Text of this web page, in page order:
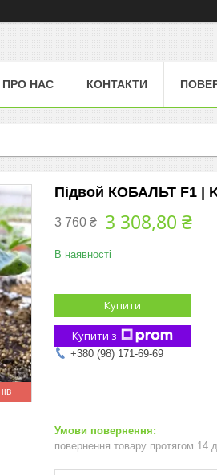
ПРО НАС КОНТАКТИ
Підвой КОБАЛЬТ F1 |
3 760 ₴ 3 308,80 ₴
В наявності
Купити
Купити з
+380 (98) 171-69-69
повернення товару протягом 14